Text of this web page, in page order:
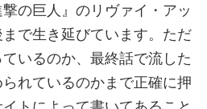
の巨人』のリヴァイ・アッ
で生き延びています。ただ
いるのか、最終話で流した
れているのかまで正確に押